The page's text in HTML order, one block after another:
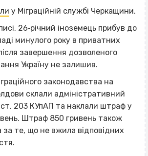
у Міграційній службі Черкащини.
26‐річний іноземець прибув до
минулого року в приватних
завершення дозволеного
Україну не залишив.
законодавства на
склали адміністративний
ст. 203 КУпАП та наклали штраф у
Штраф 850 гривень також
за те, що не вжила відповідних